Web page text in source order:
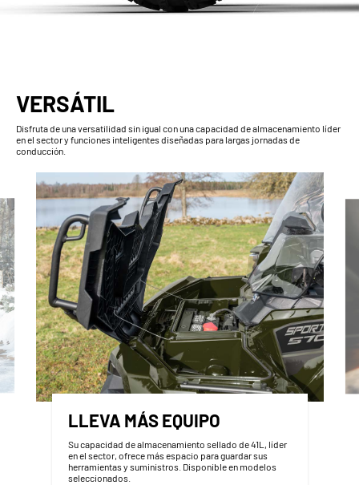
VERSÁTIL
Disfruta de una versatilidad sin igual con una capacidad de almacenamiento líder
en el sector y funciones inteligentes diseñadas para largas jornadas de
conducción.
LLEVA MÁS EQUIPO
Su capacidad de almacenamiento sellado de 41L, líder
en el sector, ofrece más espacio para guardar sus
herramientas y suministros. Disponible en modelos
seleccionados.